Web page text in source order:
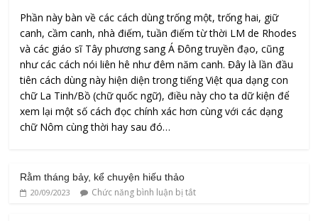
Phần này bàn về các cách dùng trống một, trống hai, giữ
canh, cầm canh, nhà điếm, tuần điếm từ thời LM de Rhodes
và các giáo sĩ Tây phương sang Á Đông truyền đạo, cũng
như các cách nói liên hê như đêm năm canh. Đây là lần đầu
tiên cách dùng này hiện diện trong tiếng Việt qua dạng con
chữ La Tinh/Bồ (chữ quốc ngữ), điều này cho ta dữ kiện để
xem lại một số cách đọc chính xác hơn cùng với các dạng
chữ Nôm cùng thời hay sau đó…
Rằm tháng bảy, kể chuyện hiếu thảo
20/09/2023 Chức năng bình luận bị tắt